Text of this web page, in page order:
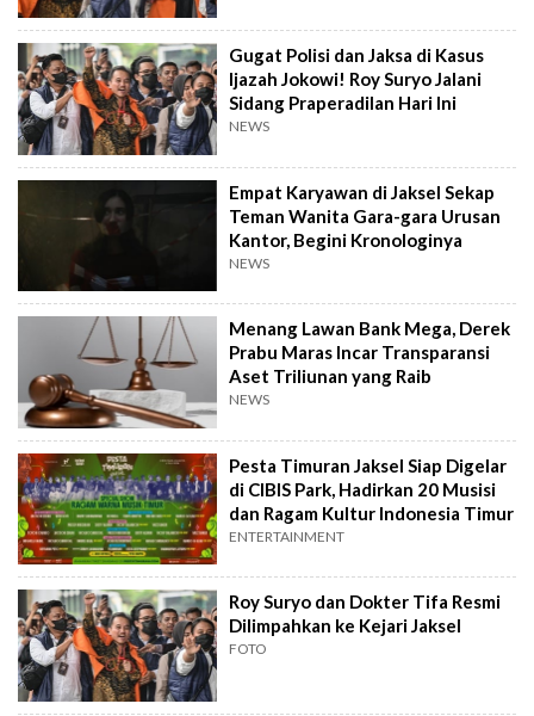
Gugat Polisi dan Jaksa di Kasus
Ijazah Jokowi! Roy Suryo Jalani
Sidang Praperadilan Hari Ini
NEWS
Empat Karyawan di Jaksel Sekap
Teman Wanita Gara-gara Urusan
Kantor, Begini Kronologinya
NEWS
Menang Lawan Bank Mega, Derek
Prabu Maras Incar Transparansi
Aset Triliunan yang Raib
NEWS
Pesta Timuran Jaksel Siap Digelar
di CIBIS Park, Hadirkan 20 Musisi
dan Ragam Kultur Indonesia Timur
ENTERTAINMENT
Roy Suryo dan Dokter Tifa Resmi
Dilimpahkan ke Kejari Jaksel
FOTO